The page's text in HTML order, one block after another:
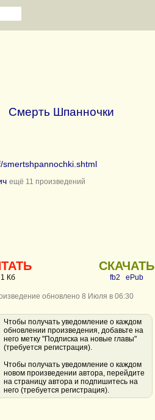
Смерть Шпанночки
ещё 11 произведений
1 Кб
СКАЧАТЬ
fb2 ePub
обновлено 8 Июля в 06:30
Чтобы получать уведомление о каждом
обновлении произведения, добавьте на
него метку "Подписка на новые главы"
(требуется регистрация).
Чтобы получать уведомление о каждом
новом произведении автора, перейдите
на страницу автора и подпишитесь на
него (требуется регистрация).